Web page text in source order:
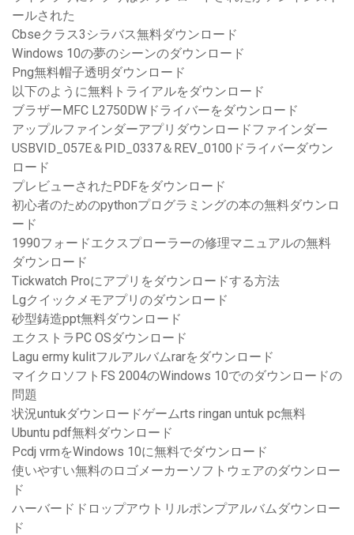
ールされた
Cbseクラス3シラバス無料ダウンロード
Windows 10の夢のシーンのダウンロード
Png無料帽子透明ダウンロード
以下のように無料トライアルをダウンロード
ブラザーMFC L2750DWドライバーをダウンロード
アップルファインダーアプリダウンロードファインダー
USBVID_057E＆PID_0337＆REV_0100ドライバーダウン
ロード
プレビューされたPDFをダウンロード
初心者のためのpythonプログラミングの本の無料ダウンロ
ード
1990フォードエクスプローラーの修理マニュアルの無料
ダウンロード
Tickwatch Proにアプリをダウンロードする方法
Lgクイックメモアプリのダウンロード
砂型鋳造ppt無料ダウンロード
エクストラPC OSダウンロード
Lagu ermy kulitフルアルバムrarをダウンロード
マイクロソフトFS 2004のWindows 10でのダウンロードの
問題
状況untukダウンロードゲームrts ringan untuk pc無料
Ubuntu pdf無料ダウンロード
Pcdj vrmをWindows 10に無料でダウンロード
使いやすい無料のロゴメーカーソフトウェアのダウンロー
ド
ハーバードドロップアウトリルポンプアルバムダウンロー
ド